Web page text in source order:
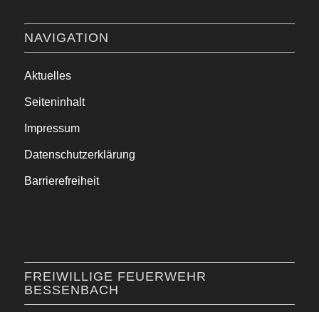
NAVIGATION
Aktuelles
Seiteninhalt
Impressum
Datenschutzerklärung
Barrierefreiheit
FREIWILLIGE FEUERWEHR
BESSENBACH